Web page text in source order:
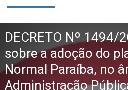
DECRETO Nº 1494/
sobre a adoção do
Normal Paraíba, no
Administração